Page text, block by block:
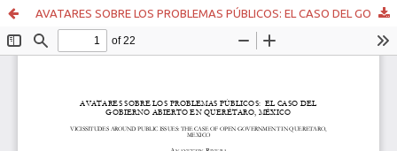
AVATARES SOBRE LOS PROBLEMAS PÚBLICOS: EL CASO DEL GOBIERNO ABIERTO EN QUERÉTARO, MÉXICO